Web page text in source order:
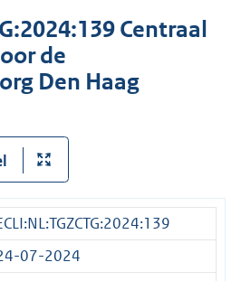
Centraal
de
Den Haag
07-2024